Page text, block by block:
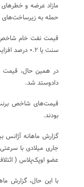
مازاد عرضه و خطرهای
حمله به
سنت یا ۰.۲ درصد افزایش به ۶۶ دلار و ۴۹ سنت برای هر بشکه رسید.
دادوستد شد.
بودند.
جاری میلادی با
عضو اوپک‌پلاس (
با این حال، گزارش